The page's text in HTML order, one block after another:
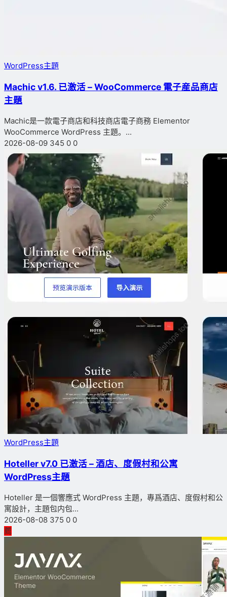
WordPress主題
Machic v1.6. 已激活 – WooCommerce 電子産品商店
主題
Machic是一款電子商店和科技商店電子商務 Elementor
WooCommerce WordPress 主題。...
2026-08-09 345 0 0
WordPress主題
Hoteller v7.0 已激活 – 酒店、度假村和公寓
WordPress主題
Hoteller 是一個響應式 WordPress 主題，專爲酒店、度假村和公
寓設計，主題包内包...
2026-08-08 375 0 0
薦